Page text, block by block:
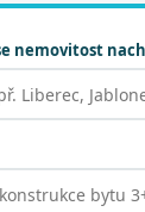
nemovitost